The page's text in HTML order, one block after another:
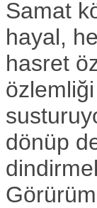
Samat
hayal,
hasret
dönüp